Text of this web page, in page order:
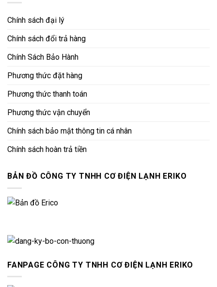
Chính sách đại lý
Chính sách đổi trả hàng
Chính Sách Bảo Hành
Phương thức đặt hàng
Phương thức thanh toán
Phương thức vận chuyển
Chính sách bảo mật thông tin cá nhân
Chính sách hoàn trả tiền
BẢN ĐỒ CÔNG TY TNHH CƠ ĐIỆN LẠNH ERIKO
FANPAGE CÔNG TY TNHH CƠ ĐIỆN LẠNH ERIKO